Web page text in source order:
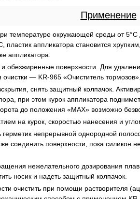
Применение
температуре окружающей среды от
пластик аппликатора становится
аппликатора.
обезжиренные поверхности. Для
— KR‑965 «Очиститель тормозов».
снять защитный колпачок.
до положения «MAX» возможно
на курок, скоростью нанесения и
непрерывной однородной
соединить поверхности, пока силикон
нежелательного дозирования
носик и надеть защитный колпачок.
очистить при помощи растворителя